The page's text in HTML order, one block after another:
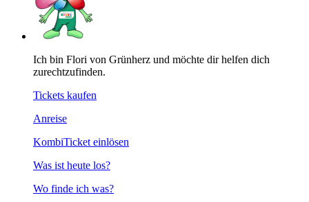
Ich bin Flori von Grünherz und möchte dir helfen dich
zurechtzufinden.
Tickets kaufen
Anreise
KombiTicket einlösen
Was ist heute los?
Wo finde ich was?